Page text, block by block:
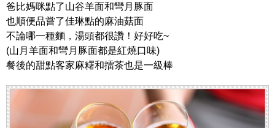
爸比媽咪點了山谷羊面和彎月豚面
也順便品嘗了佳琳點的麻油菇面
不論哪一種麵，湯頭都很讚！好好吃~
(山月羊面和彎月豚面都是紅燒口味)
餐後的甜點客家麻糬和擂茶也是一級棒